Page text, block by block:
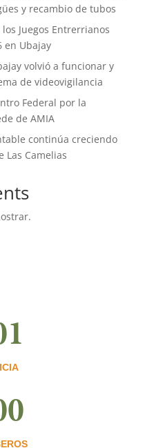
y recambio de tubos
Juegos Entrerrianos
en Ubajay
volvió a funcionar y
de videovigilancia
Federal por la
de AMIA
continúa creciendo
Las Camelias